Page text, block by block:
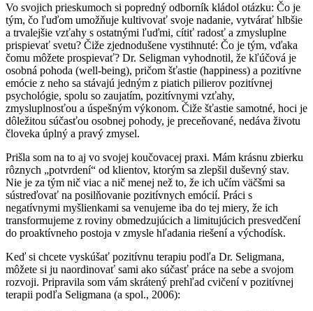
Vo svojich prieskumoch si popredný odborník kládol otázku: Čo je
tým, čo ľuďom umožňuje kultivovať svoje nadanie, vytvárať hlbšie
a trvalejšie vzťahy s ostatnými ľuďmi, cítiť radosť a zmysluplne
prispievať svetu? Čiže zjednodušene vystihnuté: Čo je tým, vďaka
čomu môžete prospievať? Dr. Seligman vyhodnotil, že kľúčová je
osobná pohoda (well-being), pričom šťastie (happiness) a pozitívne
emócie z neho sa stávajú jedným z piatich pilierov pozitívnej
psychológie, spolu so zaujatím, pozitívnymi vzťahy,
zmysluplnosťou a úspešným výkonom. Čiže šťastie samotné, hoci je
dôležitou súčasťou osobnej pohody, je preceňované, nedáva životu
človeka úplný a pravý zmysel.
Prišla som na to aj vo svojej koučovacej praxi. Mám krásnu zbierku
rôznych „potvrdení“ od klientov, ktorým sa zlepšil duševný stav.
Nie je za tým nič viac a nič menej než to, že ich učím väčšmi sa
sústreďovať na posilňovanie pozitívnych emócií. Práci s
negatívnymi myšlienkami sa venujeme iba do tej miery, že ich
transformujeme z roviny obmedzujúcich a limitujúcich presvedčení
do proaktívneho postoja v zmysle hľadania riešení a východísk.
Keď si chcete vyskúšať pozitívnu terapiu podľa Dr. Seligmana,
môžete si ju naordinovať sami ako súčasť práce na sebe a svojom
rozvoji. Pripravila som vám skrátený prehľad cvičení v pozitívnej
terapii podľa Seligmana (a spol., 2006):